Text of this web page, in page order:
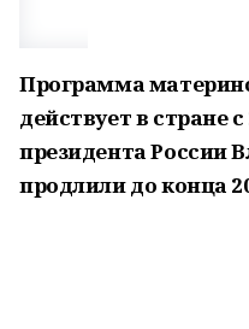
Программа
действует в стране
президента России
продлили до конца